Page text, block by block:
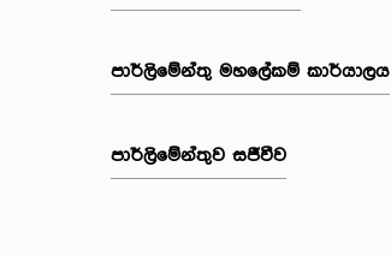
පාර්ලිමේන්තු මහලේකම් කාර්යාලය
පාර්ලිමේන්තුව සජීවීව